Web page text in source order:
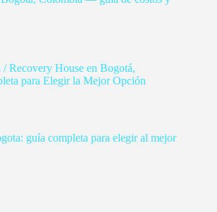
/ Recovery House en Bogotá,
para Elegir la Mejor Opción
guía completa para elegir al mejor